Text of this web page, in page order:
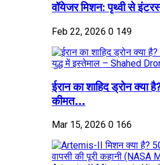
वॉयेजर मिशन: पृथ्वी से
Feb 22, 2026 0 149
ईरान का शाहिद ड्रोन क्या
कीमत...
Mar 15, 2026 0 166